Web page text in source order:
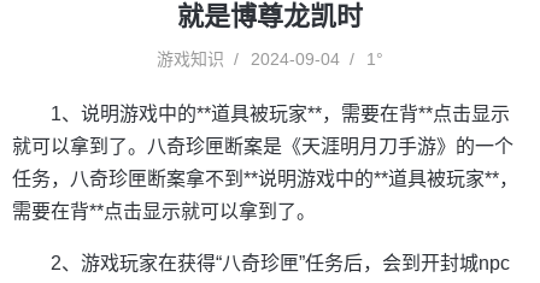
就是博尊龙凯时
游戏知识 2024-09-04 1°
1、说明游戏中的**道具被玩家**，需要在背**点击显示
就可以拿到了。八奇珍匣断案是《天涯明月刀手游》的一个
任务，八奇珍匣断案拿不到**说明游戏中的**道具被玩家**，
需要在背**点击显示就可以拿到了。
2、游戏玩家在获得“八奇珍匣”任务后，会到开封城npc